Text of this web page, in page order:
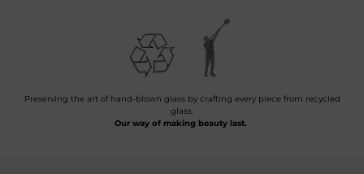
Preserving the art of hand-blown glass by crafting every piece from recycled
glass.
Our way of making beauty last.